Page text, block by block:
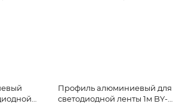
Профиль алюминиевый для
светодиодной ленты 1м BY-